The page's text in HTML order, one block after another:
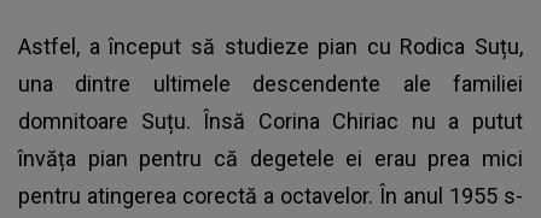
Astfel, a început să studieze pian cu Rodica Suțu,
una dintre ultimele descendente ale familiei
domnitoare Suțu. Însă Corina Chiriac nu a putut
învăța pian pentru că degetele ei erau prea mici
pentru atingerea corectă a octavelor. În anul 1955 s-